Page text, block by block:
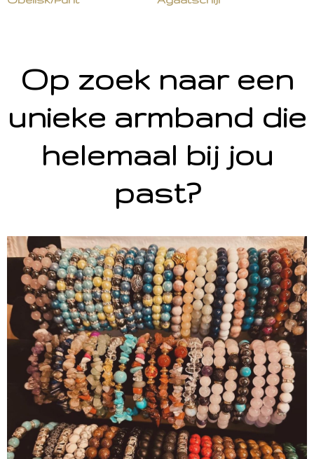
Op zoek naar een
unieke armband die
helemaal bij jou
past?